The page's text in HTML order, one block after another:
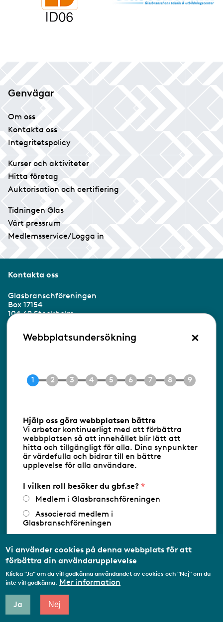
Genvägar
Om oss
Kontakta oss
Integritetspolicy
Kurser och aktiviteter
Hitta företag
Auktorisation och certifiering
Tidningen Glas
Vårt pressrum
Medlemsservice/Logga in
Kontakta oss
Glasbranschföreningen
Box 17154
104 62 Stockholm
Besöksadress:
Ringvägen 100
E-post info@gbf.se
Följ oss via RSS
Databasens namn:www.gbf.se-
Glasbranschföreningen AB - Ansvarig
utgivare: Sofia Wahlgren
Webbplatsundersökning ×
Hjälp oss göra webbplatsen bättre
Vi arbetar kontinuerligt med att förbättra
webbplatsen så att innehållet blir lätt att
hitta och tillgängligt för alla. Dina synpunkter
är värdefulla och bidrar till en bättre
upplevelse för alla användare.
I vilken roll besöker du gbf.se?
Medlem i Glasbranschföreningen
Associerad medlem i
Glasbranschföreningen
medlemsorganisation/Svenskt Näringsliv
Utbildningsaktör
Student
Annat...
Vi använder cookies på denna webbplats för att
förbättra din användarupplevelse
Klicka "Ja" om du vill godkänna användandet av cookies och "Nej" om du
inte vill godkänna. Mer information
Ja Nej